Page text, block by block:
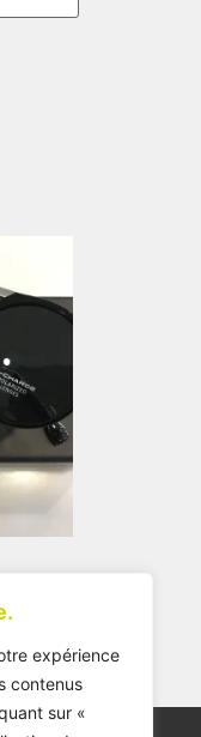
expérience
contenus
sur «